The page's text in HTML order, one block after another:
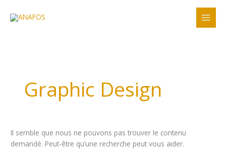
Graphic Design
Il semble que nous ne pouvons pas trouver le contenu
demandé. Peut-être qu’une recherche peut vous aider.